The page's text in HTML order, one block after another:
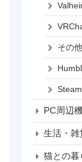
その
PC周辺
生活・雑
猫との暮